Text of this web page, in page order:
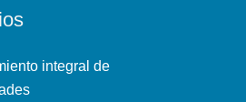
integral de